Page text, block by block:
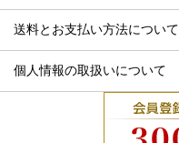
送料とお支払い方法について
個人情報の取扱いについて